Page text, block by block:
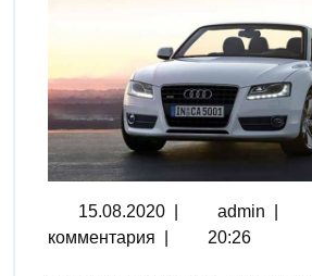
15.08.2020 admin
комментария
20:26